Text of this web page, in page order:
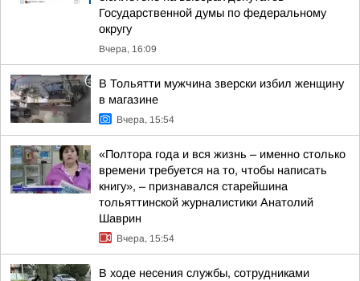
Государственной думы по федеральному
округу
Вчера, 16:09
В Тольятти мужчина зверски избил женщину
в магазине
Вчера, 15:54
«Полтора года и вся жизнь – именно столько
времени требуется на то, чтобы написать
книгу», – признавался старейшина
тольяттинской журналистики Анатолий
Шаврин
Вчера, 15:54
В ходе несения службы, сотрудниками